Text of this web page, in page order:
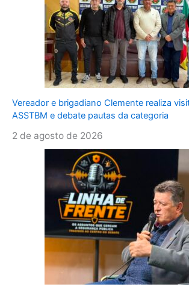
Vereador e brigadiano Clemente realiza
ASSTBM e debate pautas da categoria
2 de agosto de 2026